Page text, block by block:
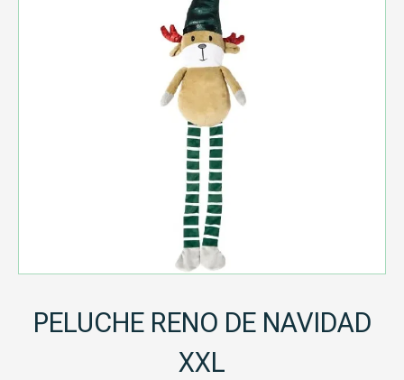
PELUCHE RENO DE NAVIDAD
XXL